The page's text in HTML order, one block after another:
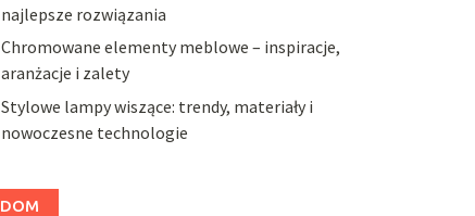
najlepsze rozwiązania
Chromowane elementy meblowe – inspiracje,
aranżacje i zalety
Stylowe lampy wiszące: trendy, materiały i
nowoczesne technologie
DOM